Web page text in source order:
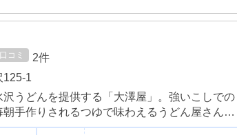
口コミ
2件
125-1
うどんを提供する「大澤屋」。強いこしでの
手作りされるつゆで味わえるうどん屋さんで
、家族連れにも多く利用されています。 つけ